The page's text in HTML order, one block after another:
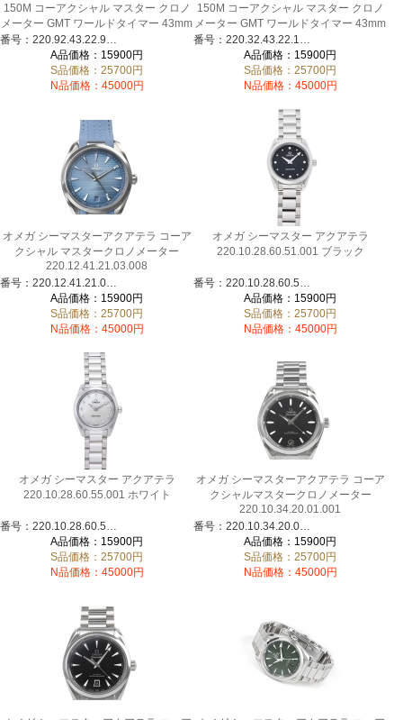
150M コーアクシャル マスター クロノ
メーター GMT ワールドタイマー 43mm
220.92.43.22.99.001
A品価格：15900円
S品価格：25700円
N品価格：45000円
150M コーアクシャル マスター クロノ
メーター GMT ワールドタイマー 43mm
220.32.43.22.10.001
A品価格：15900円
S品価格：25700円
N品価格：45000円
オメガ シーマスターアクアテラ コーア
クシャル マスタークロノメーター
220.12.41.21.03.008
A品価格：15900円
S品価格：25700円
N品価格：45000円
オメガ シーマスター アクアテラ
220.10.28.60.51.001 ブラック
A品価格：15900円
S品価格：25700円
N品価格：45000円
オメガ シーマスター アクアテラ
220.10.28.60.55.001 ホワイト
A品価格：15900円
S品価格：25700円
N品価格：45000円
オメガ シーマスターアクアテラ コーア
クシャルマスタークロノメーター
220.10.34.20.01.001
A品価格：15900円
S品価格：25700円
N品価格：45000円